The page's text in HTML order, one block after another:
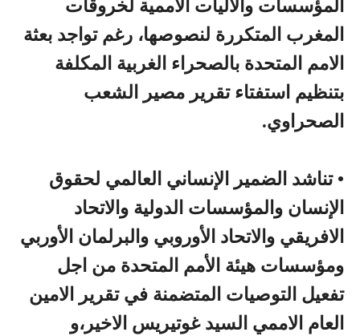
المؤسسات والاليات الأممية لخروقات
المغرب المتكررة لنصوصها، رغم تواجد بعثة
الامم المتحدة بالصحراء الغربية المكلفة
بتنظيم استفتاء تقرير مصير الشعب
الصحراوي.
• تناشد الضمير الإنساني العالمي لحقوق
الإنسان والمؤسسات الدولية والاتحاد
الافريقي والاتحاد الأوروبي والبرلمان الأوربي
ومؤسسات هيئة الأمم المتحدة من اجل
تفعيل التوصيات المتضمنة في تقرير الامين
العام الاممي السيد غوتيريس الاخير،و